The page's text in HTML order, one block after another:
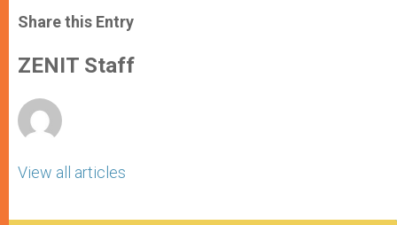
t
s
p
p
s
e
g
e
e
b
o
k
Share this Entry
ZENIT Staff
View all articles